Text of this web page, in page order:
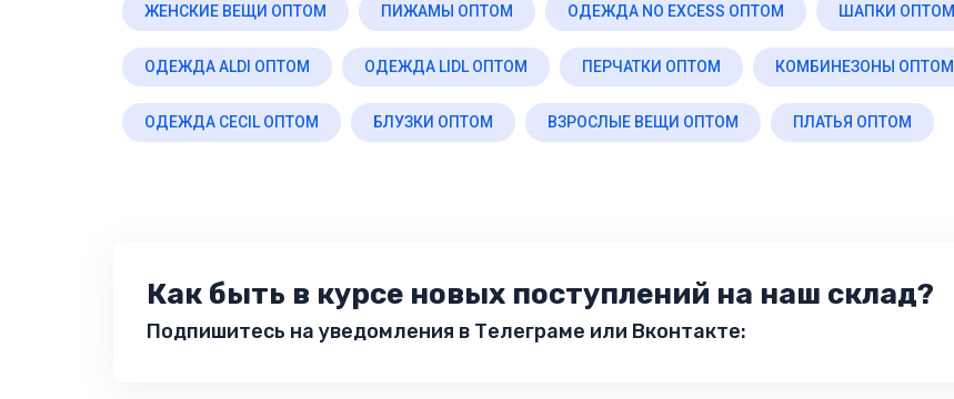
ЖЕНСКИЕ ВЕЩИ ОПТОМ ПИЖАМЫ ОПТОМ ОДЕЖДА NO EXCESS ОПТОМ ШАПКИ ОПТОМ
ОДЕЖДА ALDI ОПТОМ ОДЕЖДА LIDL ОПТОМ ПЕРЧАТКИ ОПТОМ КОМБИНЕЗОНЫ ОПТОМ
ОДЕЖДА CECIL ОПТОМ БЛУЗКИ ОПТОМ ВЗРОСЛЫЕ ВЕЩИ ОПТОМ ПЛАТЬЯ ОПТОМ
Как быть в курсе новых поступлений на наш склад?
Подпишитесь на уведомления в Телеграме или Вконтакте: